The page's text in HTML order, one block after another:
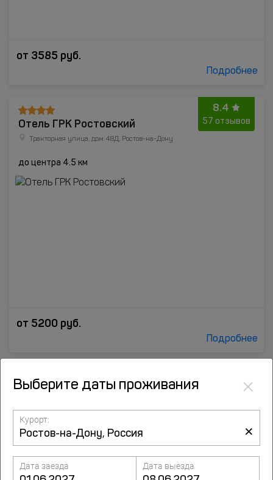
от 3585 руб.
Подробнее
8.4
57 отзывов
Отель ГРК Ростовский
Тракторная улица, дом 48Д, Ростов-на-Дону
до центра 4.5 км
от 5200 руб.
Подробнее
93 оценки
Конгресс-отель Камертон
до центра 3.7 км
Выберите даты проживания ×
Курорт:
×
Дата заезда Дата выезда